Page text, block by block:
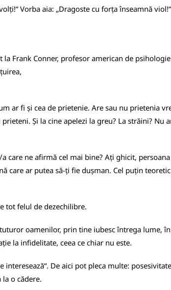
Vorba aia: „Dragoste cu forța înseamnă
Frank Conner, profesor american de
ar fi și cea de prietenie. Are sau nu prietenia
Și la cine apelezi la greu? La străini? Nu
care ne afirmă cel mai bine? Ați ghicit,
care ar putea să-ți fie dușman. Cel puțin
tot felul de dezechilibre.
oamenilor, prin tine iubesc întrega lume,
la infidelitate, ceea ce chiar nu este.
De aici pot pleca multe:
o cădere.